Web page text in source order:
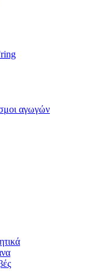
αγωγών